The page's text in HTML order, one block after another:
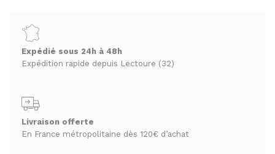
FROMAGERIE
À commander et retirer en boutique
LA CAVE
APÉRITIFS
SPIRITUEUX & CHAMPAGNES
APÉRITIFS
SPIRITUEUX & CHAMPAGNES
CHAMPAGNES
RHUMS ET GINS
WHISKY
Louvre
Jardin
Bio
Palais
des
Expédié sous 24h à 48h
Expédition rapide depuis Lectoure (32)
Livraison offerte
En France métropolitaine dès 120€ d’achat